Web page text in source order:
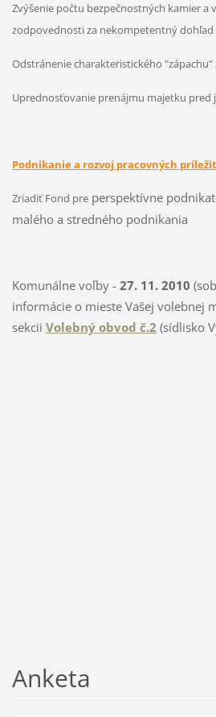
Zvýšenie počtu bezpečnostných kamier a
zodpovednosti za nekompetentný dohľad
Odstránenie charakteristického
Uprednosťovanie prenájmu majetku pred
Podnikanie a rozvoj pracovných
Zriadiť Fond preperspektívne
malého a stredného podnikania
Komunálne voľby - 27. 11. 2010
informácie o mieste Vašej volebnej
sekcii Volebný obvod č.2 (sídlisko
Anketa